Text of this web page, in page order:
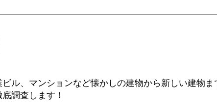
ル、マンションなど懐かしの建物から新しい建物ま
調査します！